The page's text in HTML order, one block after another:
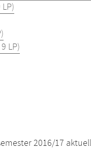
LP)
2016/17